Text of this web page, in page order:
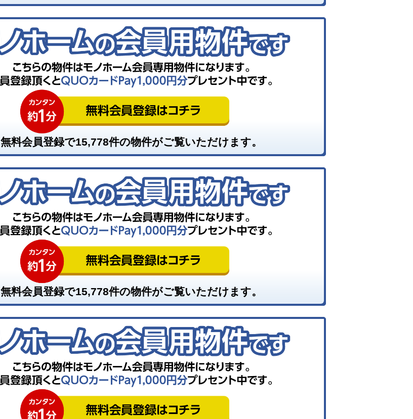
無料会員登録で15,778件の物件がご覧いただけます。
無料会員登録で15,778件の物件がご覧いただけます。